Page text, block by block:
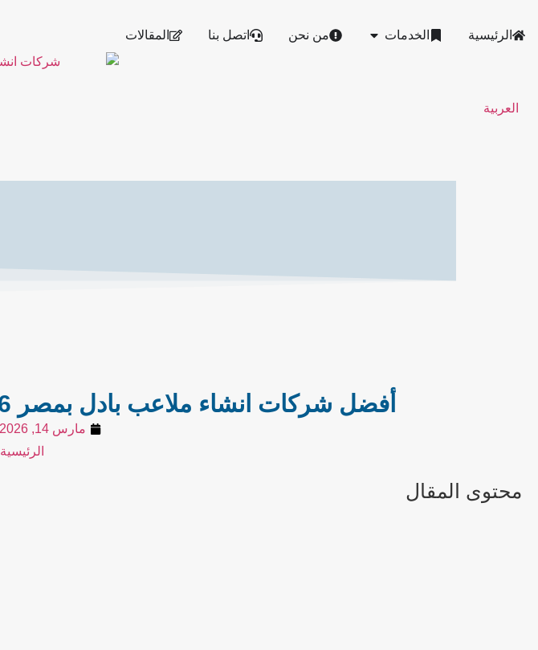
الرئيسية الخدمات من نحن اتصل بنا المقالات
العربية
أفضل شركات انشاء ملاعب بادل بمصر 2026 : تكلفة إنشاء ملاعب بادل احترافية
مارس 14, 2026
الرئيسية
محتوى المقال